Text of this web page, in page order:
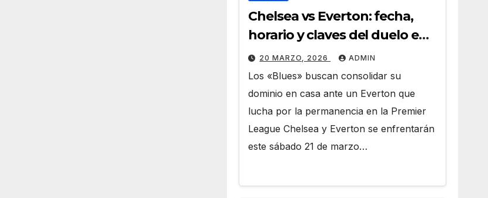
Chelsea vs Everton: fecha,
horario y claves del duelo en
Stamford Bridge
20 MARZO, 2026 ADMIN
Los «Blues» buscan consolidar su
dominio en casa ante un Everton que
lucha por la permanencia en la Premier
League Chelsea y Everton se enfrentarán
este sábado 21 de marzo…